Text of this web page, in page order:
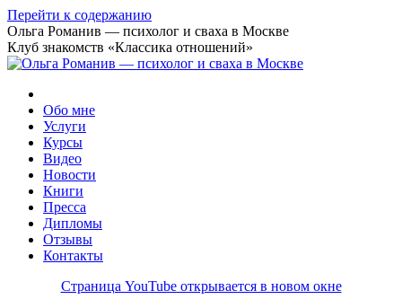
Перейти к содержанию
Ольга Романив — психолог и сваха в Москве
Клуб знакомств «Классика отношений»
Обо мне
Услуги
Курсы
Видео
Новости
Книги
Пресса
Дипломы
Отзывы
Контакты
Страница YouTube открывается в новом окне